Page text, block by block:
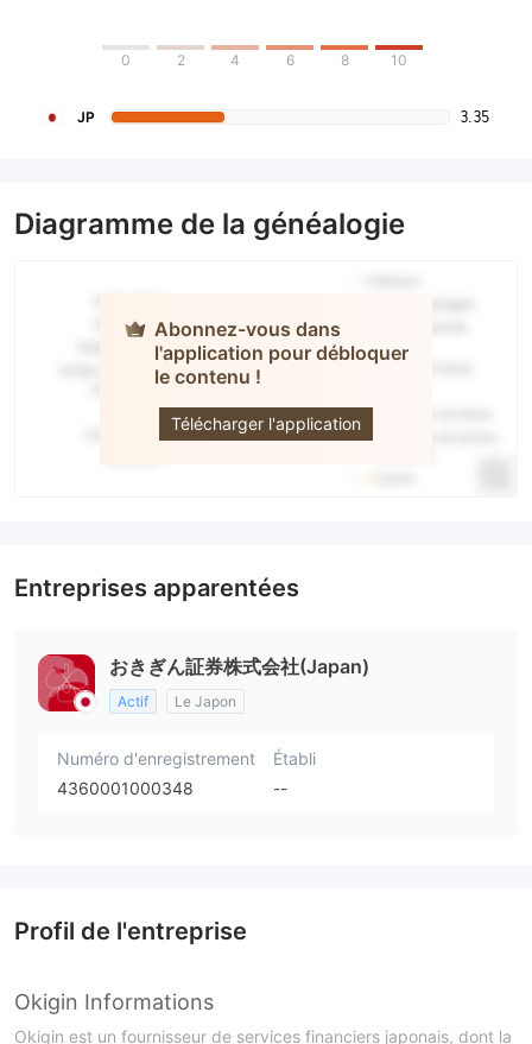
0 2 4 6 8 10
JP 3.35
Diagramme de la généalogie
Abonnez-vous dans
l'application pour débloquer
le contenu !
Télécharger l'application
Okigin
Entreprises apparentées
おきぎん証券株式会社(Japan)
Actif Le Japon
Numéro d'enregistrement
4360001000348
Établi
--
Profil de l'entreprise
Okigin Informations
Okigin est un fournisseur de services financiers japonais, dont la